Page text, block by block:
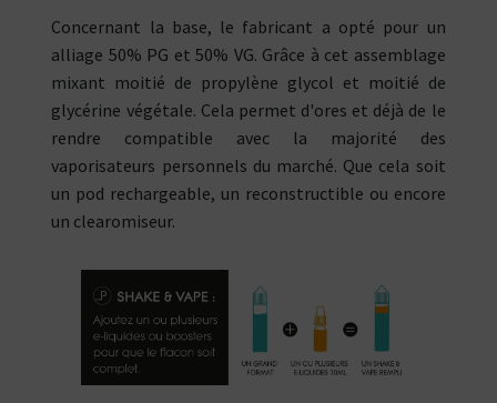
Concernant la base, le fabricant a opté pour un
alliage 50% PG et 50% VG. Grâce à cet assemblage
mixant moitié de propylène glycol et moitié de
glycérine végétale. Cela permet d'ores et déjà de le
rendre compatible avec la majorité des
vaporisateurs personnels du marché. Que cela soit
un pod rechargeable, un reconstructible ou encore
un clearomiseur.